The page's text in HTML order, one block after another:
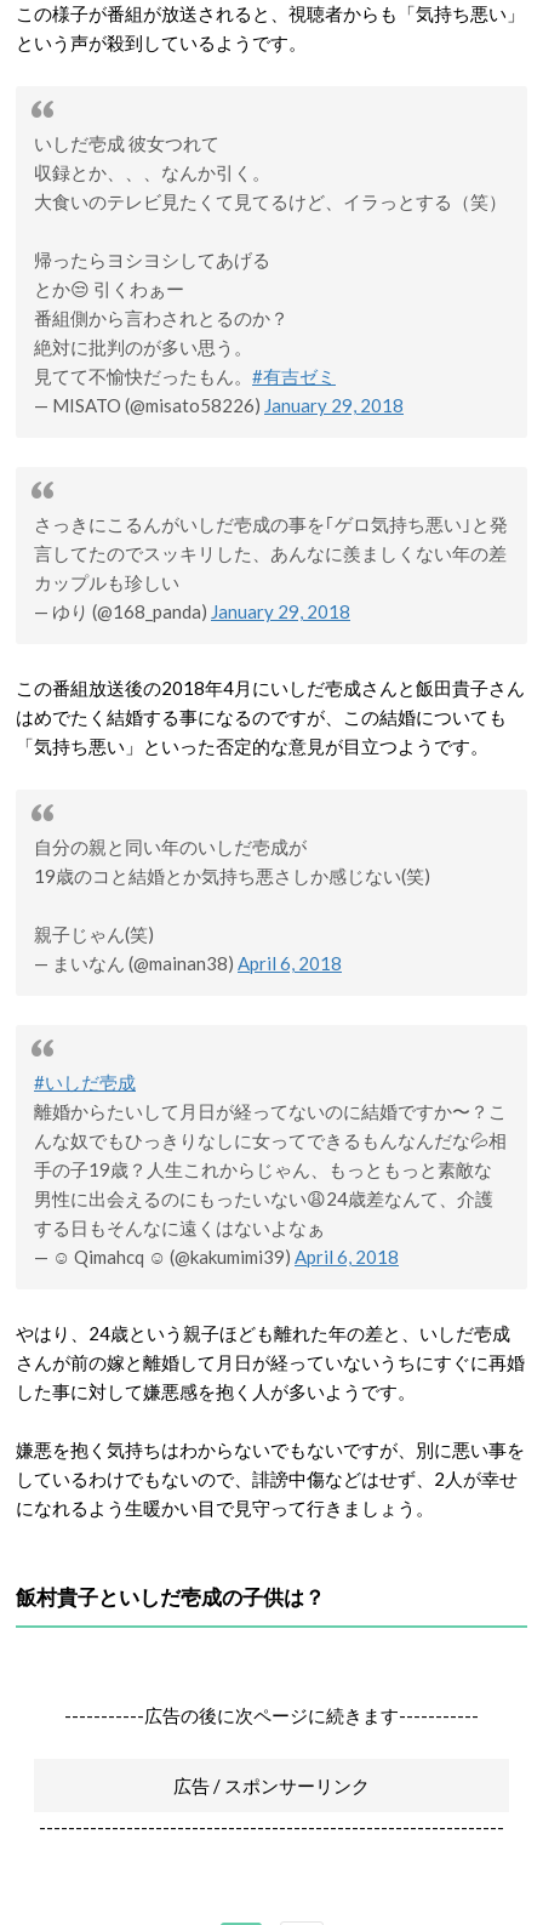
この様子が番組が放送されると、視聴者からも「気持ち悪い」
という声が殺到しているようです。
いしだ壱成 彼女つれて
収録とか、、、なんか引く。
大食いのテレビ見たくて見てるけど、イラっとする（笑）
帰ったらヨシヨシしてあげる
とか😒 引くわぁー
番組側から言わされとるのか？
絶対に批判のが多い思う。
見てて不愉快だったもん。 #有吉ゼミ
— MISATO (@misato58226) January 29, 2018
さっきにこるんがいしだ壱成の事を｢ゲロ気持ち悪い｣と発
言してたのでスッキリした、あんなに羨ましくない年の差
カップルも珍しい
— ゆり (@168_panda) January 29, 2018
この番組放送後の2018年4月にいしだ壱成さんと飯田貴子さん
はめでたく結婚する事になるのですが、この結婚についても
「気持ち悪い」といった否定的な意見が目立つようです。
自分の親と同い年のいしだ壱成が
19歳のコと結婚とか気持ち悪さしか感じない(笑)
親子じゃん(笑)
— まいなん (@mainan38) April 6, 2018
#いしだ壱成
離婚からたいして月日が経ってないのに結婚ですか〜？こ
んな奴でもひっきりなしに女ってできるもんなんだな💦相
手の子19歳？人生これからじゃん、もっともっと素敵な
男性に出会えるのにもったいない😩24歳差なんて、介護
する日もそんなに遠くはないよなぁ
— ☺︎ Qimahcq ☺︎ (@kakumimi39) April 6, 2018
やはり、24歳という親子ほども離れた年の差と、いしだ壱成
さんが前の嫁と離婚して月日が経っていないうちにすぐに再婚
した事に対して嫌悪感を抱く人が多いようです。
嫌悪を抱く気持ちはわからないでもないですが、別に悪い事を
しているわけでもないので、誹謗中傷などはせず、2人が幸せ
になれるよう生暖かい目で見守って行きましょう。
飯村貴子といしだ壱成の子供は？
-----------広告の後に次ページに続きます-----------
広告 / スポンサーリンク
----------------------------------------------------------------